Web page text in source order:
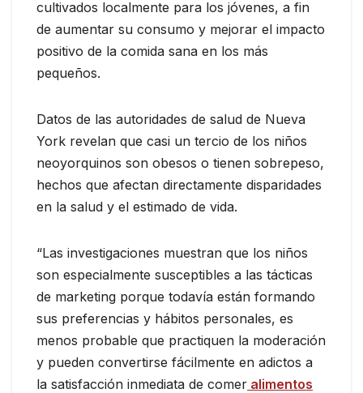
cultivados localmente para los jóvenes, a fin
de aumentar su consumo y mejorar el impacto
positivo de la comida sana en los más
pequeños.
Datos de las autoridades de salud de Nueva
York revelan que casi un tercio de los niños
neoyorquinos son obesos o tienen sobrepeso,
hechos que afectan directamente disparidades
en la salud y el estimado de vida.
“Las investigaciones muestran que los niños
son especialmente susceptibles a las tácticas
de marketing porque todavía están formando
sus preferencias y hábitos personales, es
menos probable que practiquen la moderación
y pueden convertirse fácilmente en adictos a
la satisfacción inmediata de comer alimentos